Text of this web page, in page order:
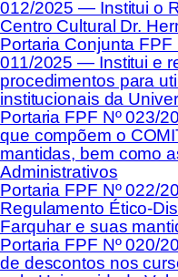
012/2025 — Institui o
Centro Cultural Dr.
Portaria Conjunta FPF
011/2025 — Institui e
procedimentos para
institucionais da
Portaria FPF Nº 023/
que compõem o
mantidas, bem como
Administrativos
Portaria FPF Nº 022/
Regulamento Ético-
Farquhar e suas
Portaria FPF Nº 020/
de descontos nos